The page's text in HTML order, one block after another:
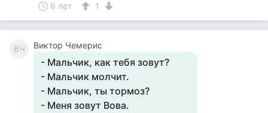
6 лет 1
ВЧ Виктор Чемерис
- Мальчик, как тебя зовут?
- Мальчик молчит.
- Мальчик, ты тормоз?
- Меня зовут Вова.